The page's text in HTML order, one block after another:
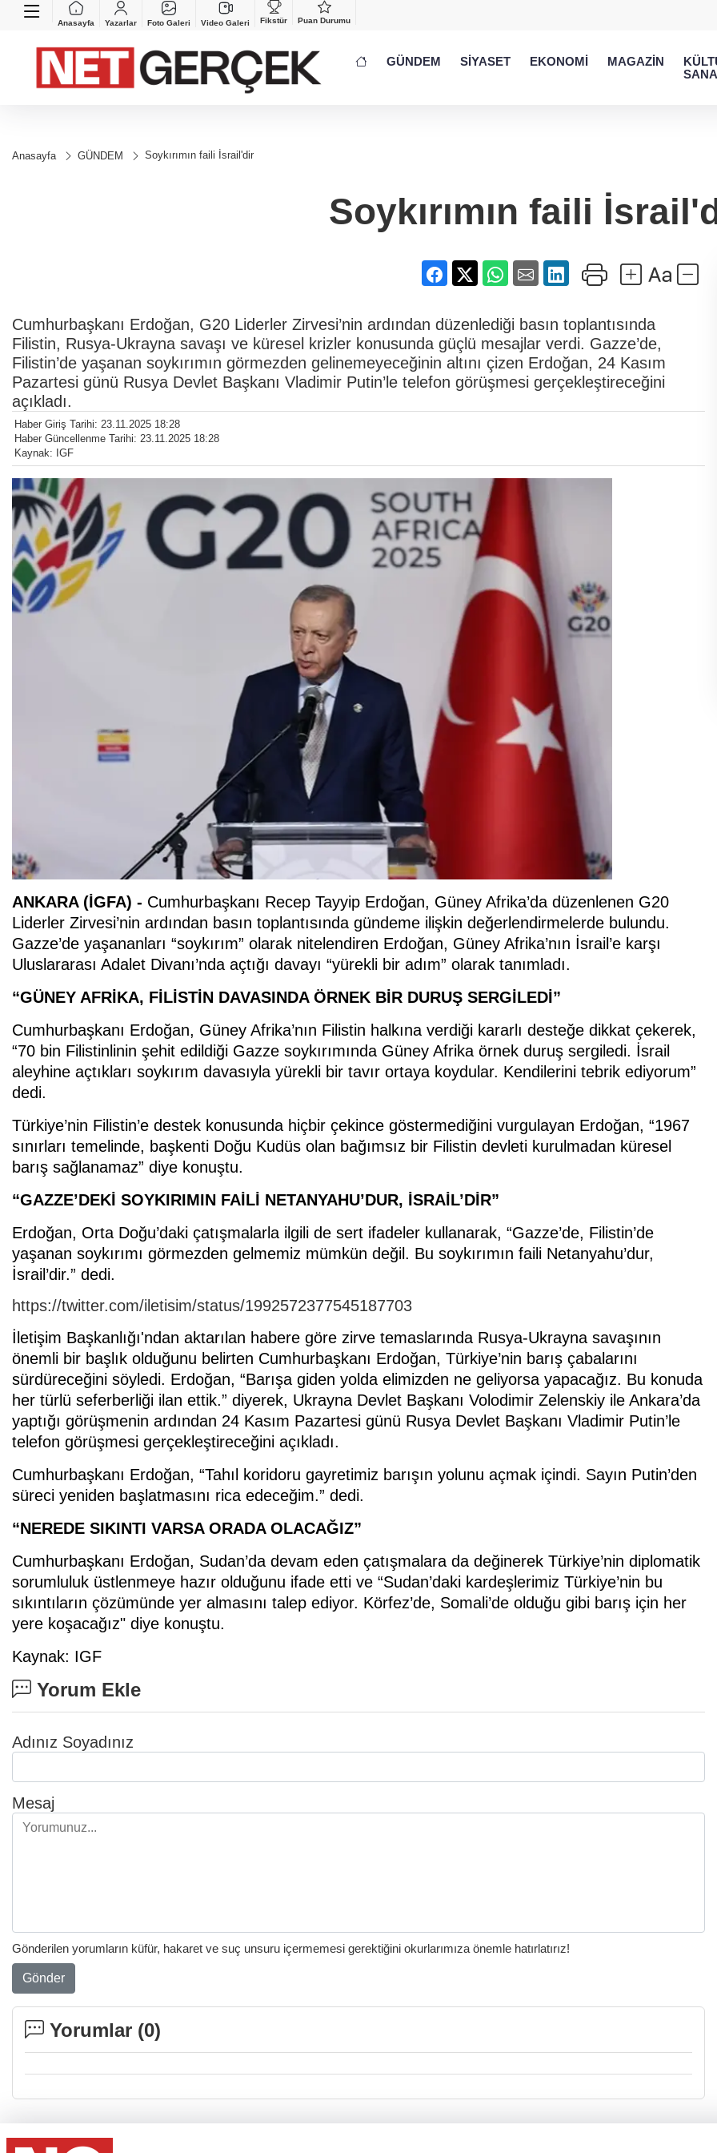
Anasayfa Yazarlar Foto Galeri Video Galeri Fikstür Puan Durumu
GÜNDEM SİYASET EKONOMİ MAGAZİN
Anasayfa GÜNDEM Soykırımın faili İsrail'dir
Soykırımın faili
Cumhurbaşkanı Erdoğan, G20 Liderler Zirvesi’nin ardından düzenlediği basın toplantısında
Filistin, Rusya-Ukrayna savaşı ve küresel krizler konusunda güçlü mesajlar verdi. Gazze’de,
Filistin’de yaşanan soykırımın görmezden gelinemeyeceğinin altını çizen Erdoğan, 24 Kasım
Pazartesi günü Rusya Devlet Başkanı Vladimir Putin’le telefon görüşmesi gerçekleştireceğini
açıkladı.
Haber Giriş Tarihi: 23.11.2025 18:28
Haber Güncellenme Tarihi: 23.11.2025 18:28
Kaynak: IGF
ANKARA (İGFA) - Cumhurbaşkanı Recep Tayyip Erdoğan, Güney Afrika’da düzenlenen G20
Liderler Zirvesi’nin ardından basın toplantısında gündeme ilişkin değerlendirmelerde bulundu.
Gazze’de yaşananları “soykırım” olarak nitelendiren Erdoğan, Güney Afrika’nın İsrail’e karşı
Uluslararası Adalet Divanı’nda açtığı davayı “yürekli bir adım” olarak tanımladı.
“GÜNEY AFRİKA, FİLİSTİN DAVASINDA ÖRNEK BİR DURUŞ SERGİLEDİ”
Cumhurbaşkanı Erdoğan, Güney Afrika’nın Filistin halkına verdiği kararlı desteğe dikkat çekerek,
“70 bin Filistinlinin şehit edildiği Gazze soykırımında Güney Afrika örnek duruş sergiledi. İsrail
aleyhine açtıkları soykırım davasıyla yürekli bir tavır ortaya koydular. Kendilerini tebrik ediyorum”
dedi.
Türkiye’nin Filistin’e destek konusunda hiçbir çekince göstermediğini vurgulayan Erdoğan, “1967
sınırları temelinde, başkenti Doğu Kudüs olan bağımsız bir Filistin devleti kurulmadan küresel
barış sağlanamaz” diye konuştu.
“GAZZE’DEKİ SOYKIRIMIN FAİLİ NETANYAHU’DUR, İSRAİL’DİR”
Erdoğan, Orta Doğu’daki çatışmalarla ilgili de sert ifadeler kullanarak, “Gazze’de, Filistin’de
yaşanan soykırımı görmezden gelmemiz mümkün değil. Bu soykırımın faili Netanyahu’dur,
İsrail’dir.” dedi.
https://twitter.com/iletisim/status/1992572377545187703
İletişim Başkanlığı'ndan aktarılan habere göre zirve temaslarında Rusya-Ukrayna savaşının
önemli bir başlık olduğunu belirten Cumhurbaşkanı Erdoğan, Türkiye’nin barış çabalarını
sürdüreceğini söyledi. Erdoğan, “Barışa giden yolda elimizden ne geliyorsa yapacağız. Bu konuda
her türlü seferberliği ilan ettik.” diyerek, Ukrayna Devlet Başkanı Volodimir Zelenskiy ile Ankara’da
yaptığı görüşmenin ardından 24 Kasım Pazartesi günü Rusya Devlet Başkanı Vladimir Putin’le
telefon görüşmesi gerçekleştireceğini açıkladı.
Cumhurbaşkanı Erdoğan, “Tahıl koridoru gayretimiz barışın yolunu açmak içindi. Sayın Putin’den
süreci yeniden başlatmasını rica edeceğim.” dedi.
“NEREDE SIKINTI VARSA ORADA OLACAĞIZ”
Cumhurbaşkanı Erdoğan, Sudan’da devam eden çatışmalara da değinerek Türkiye’nin diplomatik
sorumluluk üstlenmeye hazır olduğunu ifade etti ve “Sudan’daki kardeşlerimiz Türkiye’nin bu
sıkıntıların çözümünde yer almasını talep ediyor. Körfez’de, Somali’de olduğu gibi barış için her
yere koşacağız" diye konuştu.
Kaynak: IGF
Yorum Ekle
Adınız Soyadınız
Mesaj
Gönderilen yorumların küfür, hakaret ve suç unsuru içermemesi gerektiğini okurlarımıza önemle hatırlatırız!
Gönder
Yorumlar (0)